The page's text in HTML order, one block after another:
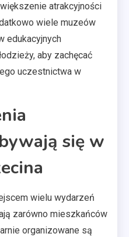
atrakcyjności
wiele muzeów
edukacyjnych
aby zachęcać
uczestnictwa w
się w
wielu wydarzeń
zarówno mieszkańców
organizowane są